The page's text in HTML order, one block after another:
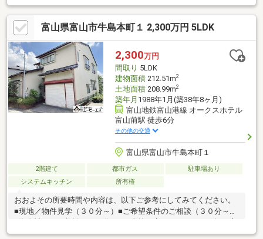
富山県富山市牛島本町１ 2,300万円 5LDK
2,300万円
間取り 5LDK
建物面積212.51m2
土地面積208.99m2
築年月 1988年1月(築38年8ヶ月)
富山地鉄富山港線 オークスホテル
富山前駅 徒歩6分
その他の交通
富山県富山市牛島本町１
2階建て 都市ガス
駐車場あり
システムキッチン
所有権
おおよその所要時間や内容は、以下ご参考にしてみてください。
■現地／物件見学（３０分～）■ご希望条件のご相談（３０分～）
■資金計画のご相談（３０分～）■土地・家・マンションの探し方
のご相談（３０分～）■会社の強みのご紹介（３０分～）■持家を